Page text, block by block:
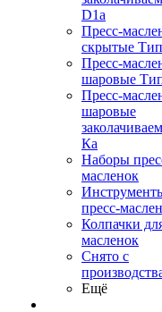
D1a
Пресс-
скрытые
Пресс-
шаровые
Пресс-
шаровые
Кa
Наборы
масленок
пресс-
Колпачки
масленок
Снято с
Ещё